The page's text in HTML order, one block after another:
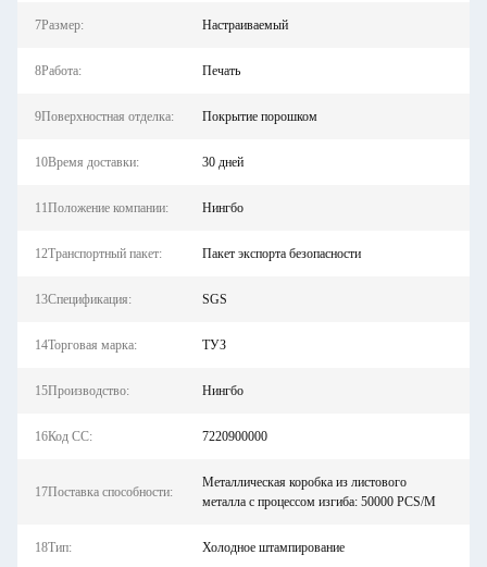
7Размер: Настраиваемый
8Работа: Печать
9Поверхностная отделка: Покрытие порошком
10Время доставки: 30 дней
11Положение компании: Нингбо
12Транспортный пакет: Пакет экспорта безопасности
13Спецификация: SGS
14Торговая марка: ТУЗ
15Производство: Нингбо
16Код СС: 7220900000
17Поставка способности:
Металлическая коробка из листового
металла с процессом изгиба: 50000 PCS/M
18Тип: Холодное штампирование